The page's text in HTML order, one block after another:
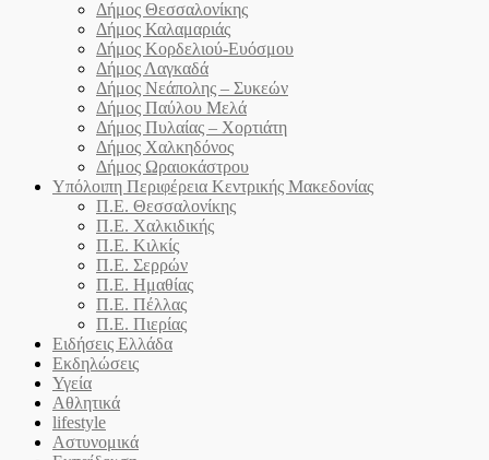
Δήμος Θεσσαλονίκης
Δήμος Καλαμαριάς
Δήμος Κορδελιού-Ευόσμου
Δήμος Λαγκαδά
Δήμος Νεάπολης – Συκεών
Δήμος Παύλου Μελά
Δήμος Πυλαίας – Χορτιάτη
Δήμος Χαλκηδόνος
Δήμος Ωραιοκάστρου
Υπόλοιπη Περιφέρεια Κεντρικής Μακεδονίας
Π.Ε. Θεσσαλονίκης
Π.Ε. Χαλκιδικής
Π.Ε. Κιλκίς
Π.Ε. Σερρών
Π.Ε. Ημαθίας
Π.Ε. Πέλλας
Π.Ε. Πιερίας
Ειδήσεις Ελλάδα
Εκδηλώσεις
Υγεία
Αθλητικά
lifestyle
Αστυνομικά